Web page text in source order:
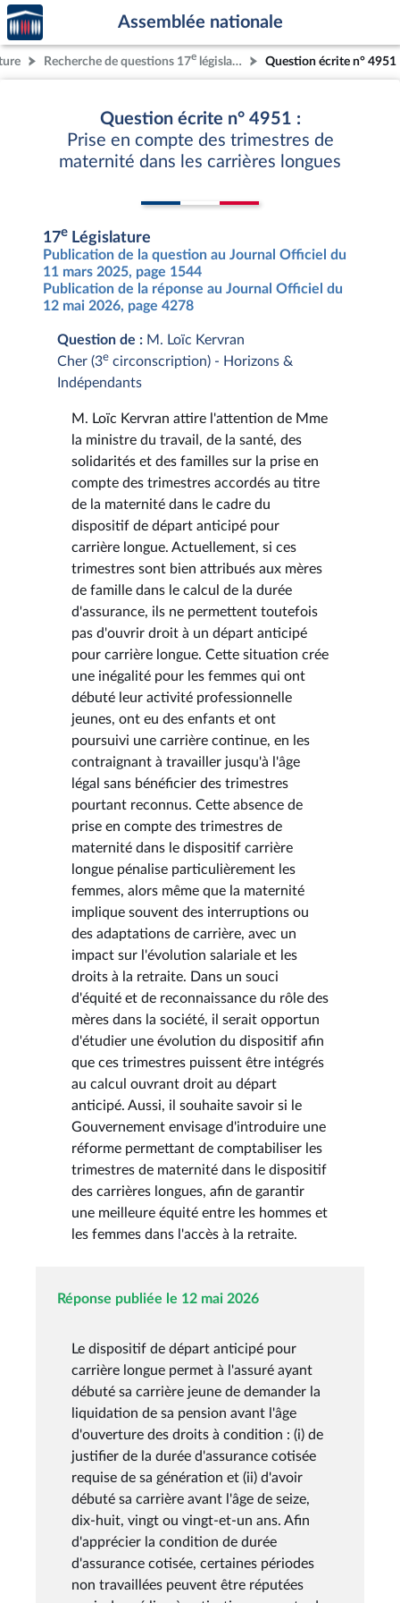
Aller au contenu
Aller en bas de la page
Accèder
à la
page
d'accueil
Assemblée nationale
Recherche de questions 17e législature Question écrite n° 4951
Question écrite n° 4951 :
Prise en compte des trimestres de
maternité dans les carrières longues
17e Législature
Publication de la question au Journal Officiel du
11 mars 2025, page 1544
Publication de la réponse au Journal Officiel du
12 mai 2026, page 4278
Question de : M. Loïc Kervran
Cher (3e circonscription) - Horizons &
Indépendants
M. Loïc Kervran attire l'attention de Mme
la ministre du travail, de la santé, des
solidarités et des familles sur la prise en
compte des trimestres accordés au titre
de la maternité dans le cadre du
dispositif de départ anticipé pour
carrière longue. Actuellement, si ces
trimestres sont bien attribués aux mères
de famille dans le calcul de la durée
d'assurance, ils ne permettent toutefois
pas d'ouvrir droit à un départ anticipé
pour carrière longue. Cette situation crée
une inégalité pour les femmes qui ont
débuté leur activité professionnelle
jeunes, ont eu des enfants et ont
poursuivi une carrière continue, en les
contraignant à travailler jusqu'à l'âge
légal sans bénéficier des trimestres
pourtant reconnus. Cette absence de
prise en compte des trimestres de
maternité dans le dispositif carrière
longue pénalise particulièrement les
femmes, alors même que la maternité
implique souvent des interruptions ou
des adaptations de carrière, avec un
impact sur l'évolution salariale et les
droits à la retraite. Dans un souci
d'équité et de reconnaissance du rôle des
mères dans la société, il serait opportun
d'étudier une évolution du dispositif afin
que ces trimestres puissent être intégrés
au calcul ouvrant droit au départ
anticipé. Aussi, il souhaite savoir si le
Gouvernement envisage d'introduire une
réforme permettant de comptabiliser les
trimestres de maternité dans le dispositif
des carrières longues, afin de garantir
une meilleure équité entre les hommes et
les femmes dans l'accès à la retraite.
Réponse publiée le 12 mai 2026
Le dispositif de départ anticipé pour
carrière longue permet à l'assuré ayant
débuté sa carrière jeune de demander la
liquidation de sa pension avant l'âge
d'ouverture des droits à condition : (i) de
justifier de la durée d'assurance cotisée
requise de sa génération et (ii) d'avoir
débuté sa carrière avant l'âge de seize,
dix-huit, vingt ou vingt-et-un ans. Afin
d'apprécier la condition de durée
d'assurance cotisée, certaines périodes
non travaillées peuvent être réputées